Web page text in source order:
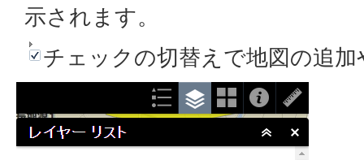
示されます。
チェックの切替えで地図の追